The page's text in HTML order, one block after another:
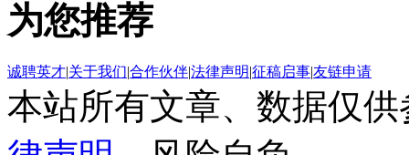
为您推荐
诚聘英才|关于我们|合作伙伴|法律声明|征稿启事|友链申请
本站所有文章、数据仅